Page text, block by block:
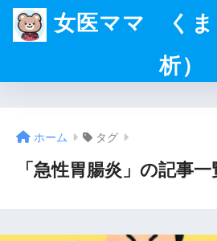
女医ママ くま
析）
ホーム タグ
「急性胃腸炎」の記事一